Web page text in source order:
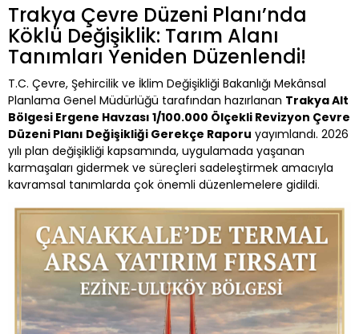
Trakya Çevre Düzeni Planı’nda
Köklü Değişiklik: Tarım Alanı
Tanımları Yeniden Düzenlendi!
T.C. Çevre, Şehircilik ve İklim Değişikliği Bakanlığı Mekânsal
Planlama Genel Müdürlüğü tarafından hazırlanan Trakya Alt
Bölgesi Ergene Havzası 1/100.000 Ölçekli Revizyon Çevre
Düzeni Planı Değişikliği Gerekçe Raporu yayımlandı. 2026
yılı plan değişikliği kapsamında, uygulamada yaşanan
karmaşaları gidermek ve süreçleri sadeleştirmek amacıyla
kavramsal tanımlarda çok önemli düzenlemelere gidildi.